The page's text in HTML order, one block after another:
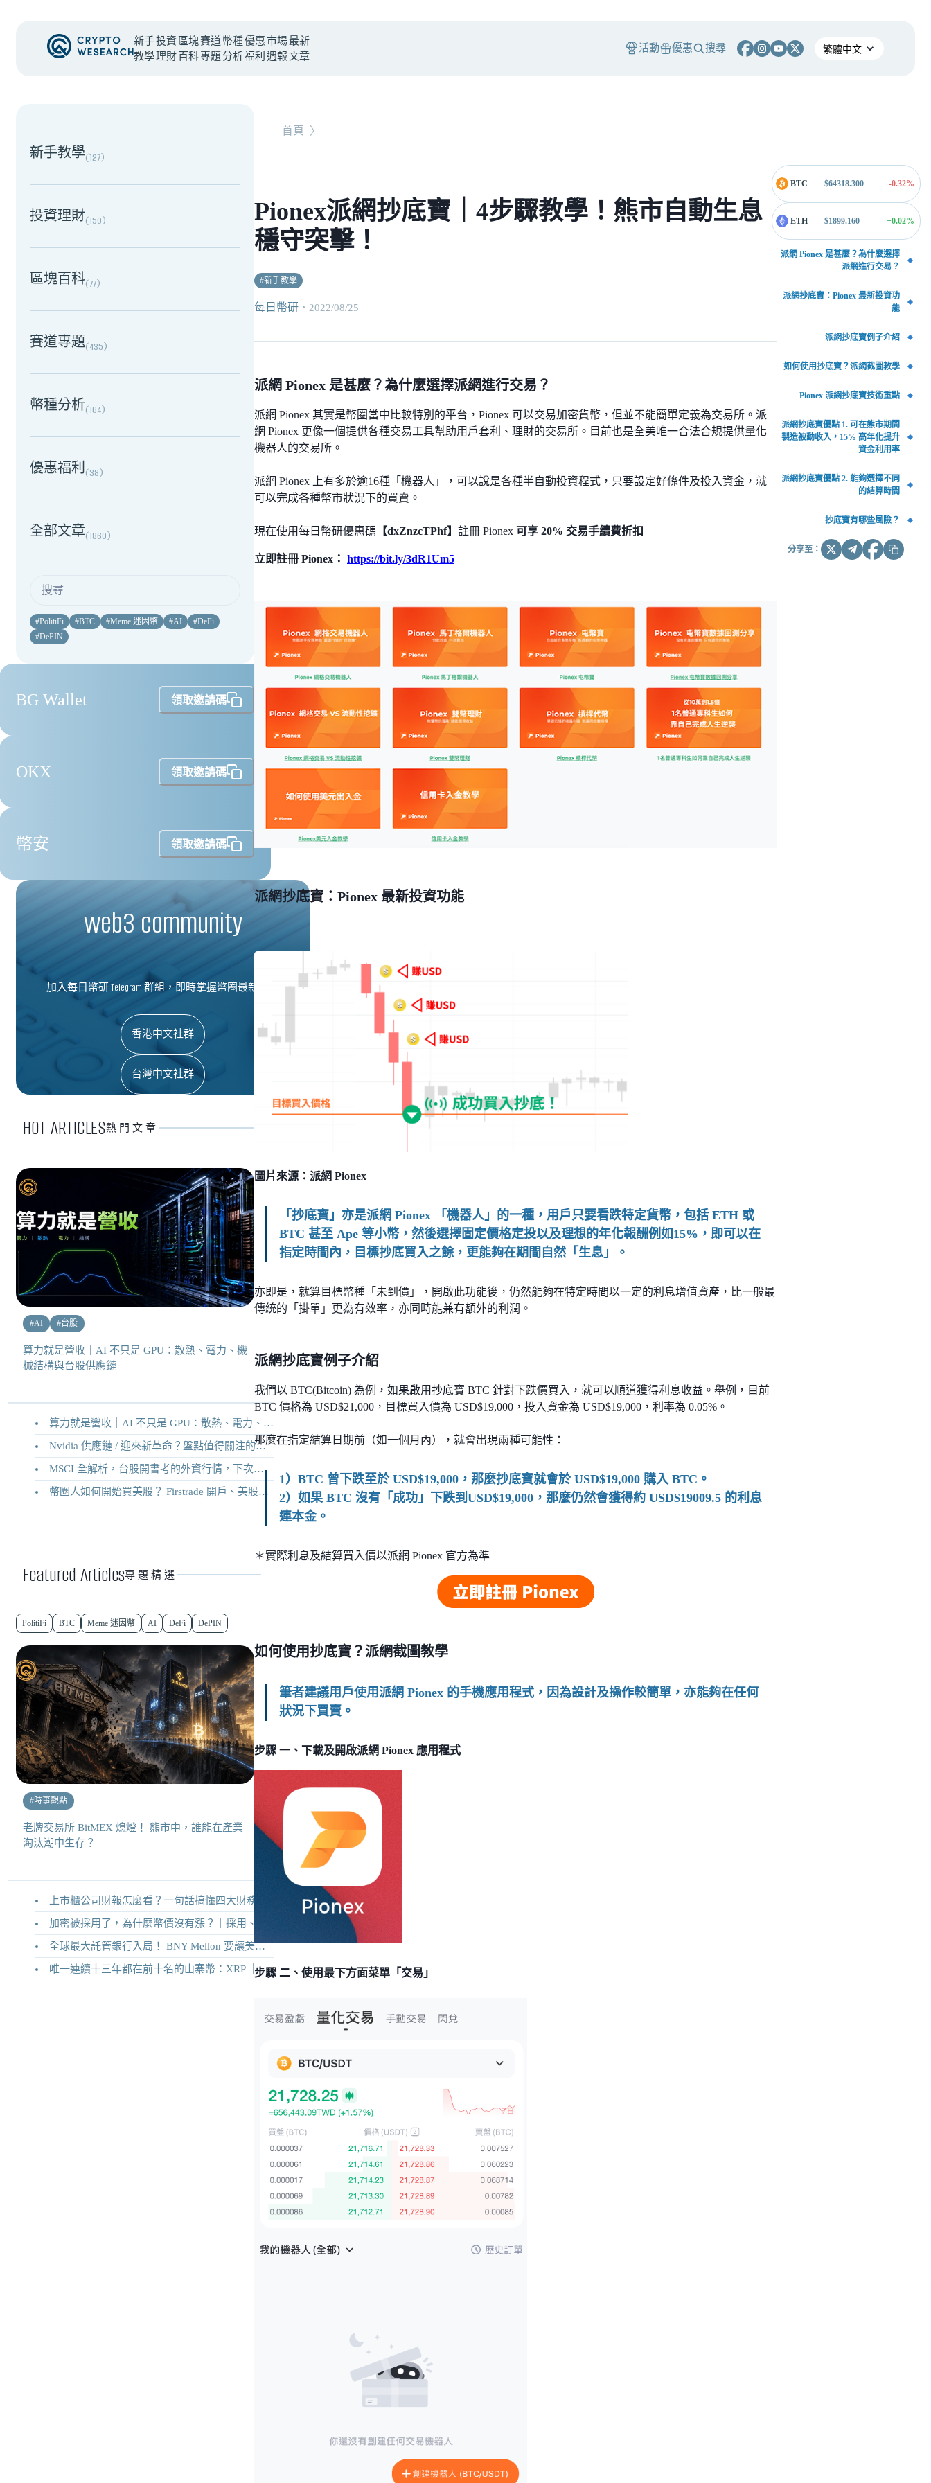
新手
教學
投資
理財
區塊
百科
賽道
專題
幣種
分析
優惠
福利
市場
週報
最新
文章
活動 優惠 搜尋
NEW EVENT
新手教學(127)
投資理財(150)
區塊百科(77)
賽道專題(435)
幣種分析(164)
優惠福利(38)
全部文章(1860)
#PolitiFi #BTC #Meme 迷因幣 #AI #DeFi
#DePIN
BG Wallet 領取邀請碼
OKX 領取邀請碼
幣安 領取邀請碼
web3 community
加入每日幣研 Telegram 群組，即時掌握幣圈最新資訊
香港中文社群
台灣中文社群
HOT ARTICLES熱門文章
#AI #台股
算力就是營收｜AI 不只是 GPU：散熱、電力、機
械結構與台股供應鏈
算力就是營收｜AI 不只是 GPU：散熱、電力、機械結構與台股供應鏈
Nvidia 供應鏈 / 迎來新革命？盤點值得關注的二十家供應鏈企業
MSCI 全解析，台股開書考的外資行情，下次調整你準備好了嗎？
幣圈人如何開始買美股？ Firstrade 開戶、美股交易機制完整教學
Featured Articles專題精選
PolitiFi BTC Meme 迷因幣 AI DeFi DePIN
#時事觀點
老牌交易所 BitMEX 熄燈！ 熊市中，誰能在產業
淘汰潮中生存？
上市櫃公司財報怎麼看？一句話搞懂四大財務報表
加密被採用了，為什麼幣價沒有漲？｜採用、收入與代幣價值捕獲
全球最大託管銀行入局！ BNY Mellon 要讓美債交易 24/7 不打烊
唯一連續十三年都在前十名的山寨幣：XRP ｜Ripple 2026 介紹
首頁 〉
Pionex派網抄底寶｜4步驟教學！熊市自動生息
穩守突擊！
#新手教學
每日幣研 ・ 2022/08/25
派網 Pionex 是甚麼？為什麼選擇派網進行交易？
派網 Pionex 其實是幣圈當中比較特別的平台，Pionex 可以交易加密貨幣，但並不能簡單定義為交易所。派
網 Pionex 更像一個提供各種交易工具幫助用戶套利、理財的交易所。目前也是全美唯一合法合規提供量化
機器人的交易所。
派網 Pionex 上有多於逾16種「機器人」，可以說是各種半自動投資程式，只要設定好條件及投入資金，就
可以完成各種幣市狀況下的買賣。
現在使用每日幣研優惠碼 【dxZnzcTPhf】 註冊 Pionex 可享 20% 交易手續費折扣
立即註冊 Pionex： https://bit.ly/3dR1Um5
派網抄底寶： Pionex 最新投資功能
圖片來源：派網 Pionex
「抄底寶」亦是派網 Pionex 「機器人」的一種，用戶只要看跌特定貨幣，包括 ETH 或
BTC 甚至 Ape 等小幣，然後選擇固定價格定投以及理想的年化報酬例如15%，即可以在
指定時間內，目標抄底買入之餘，更能夠在期間自然「生息」。
亦即是，就算目標幣種「未到價」，開啟此功能後，仍然能夠在特定時間以一定的利息增值資產，比一般最
傳統的「掛單」更為有效率，亦同時能兼有額外的利潤。
派網抄底寶例子介紹
我們以 BTC(Bitcoin) 為例，如果啟用抄底寶 BTC 針對下跌價買入，就可以順道獲得利息收益。舉例，目前
BTC 價格為 USD$21,000，目標買入價為 USD$19,000，投入資金為 USD$19,000，利率為 0.05%。
那麼在指定結算日期前（如一個月內），就會出現兩種可能性：
1）BTC 曾下跌至於 USD$19,000，那麼抄底寶就會於 USD$19,000 購入 BTC。
2）如果 BTC 沒有「成功」下跌到USD$19,000，那麼仍然會獲得約 USD$19009.5 的利息
連本金。
＊實際利息及結算買入價以派網 Pionex 官方為準
如何使用抄底寶？派網截圖教學
筆者建議用戶使用派網 Pionex 的手機應用程式，因為設計及操作較簡單，亦能夠在任何
狀況下買賣。
步驟 一、下載及開啟派網 Pionex 應用程式
步驟 二、使用最下方面菜單「交易」
BTC $64318.300 -0.32%
ETH $1899.160 +0.02%
派網 Pionex 是甚麼？為什麼選擇
派網進行交易？
派網抄底寶：Pionex 最新投資功
能
派網抄底寶例子介紹
如何使用抄底寶？派網截圖教學
Pionex 派網抄底寶技術重點
派網抄底寶優點 1. 可在熊市期間
製造被動收入，15% 高年化提升
資金利用率
派網抄底寶優點 2. 能夠選擇不同
的結算時間
抄底寶有哪些風險？
分享至：